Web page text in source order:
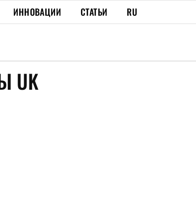
ИННОВАЦИИ СТАТЬИ RU
UK